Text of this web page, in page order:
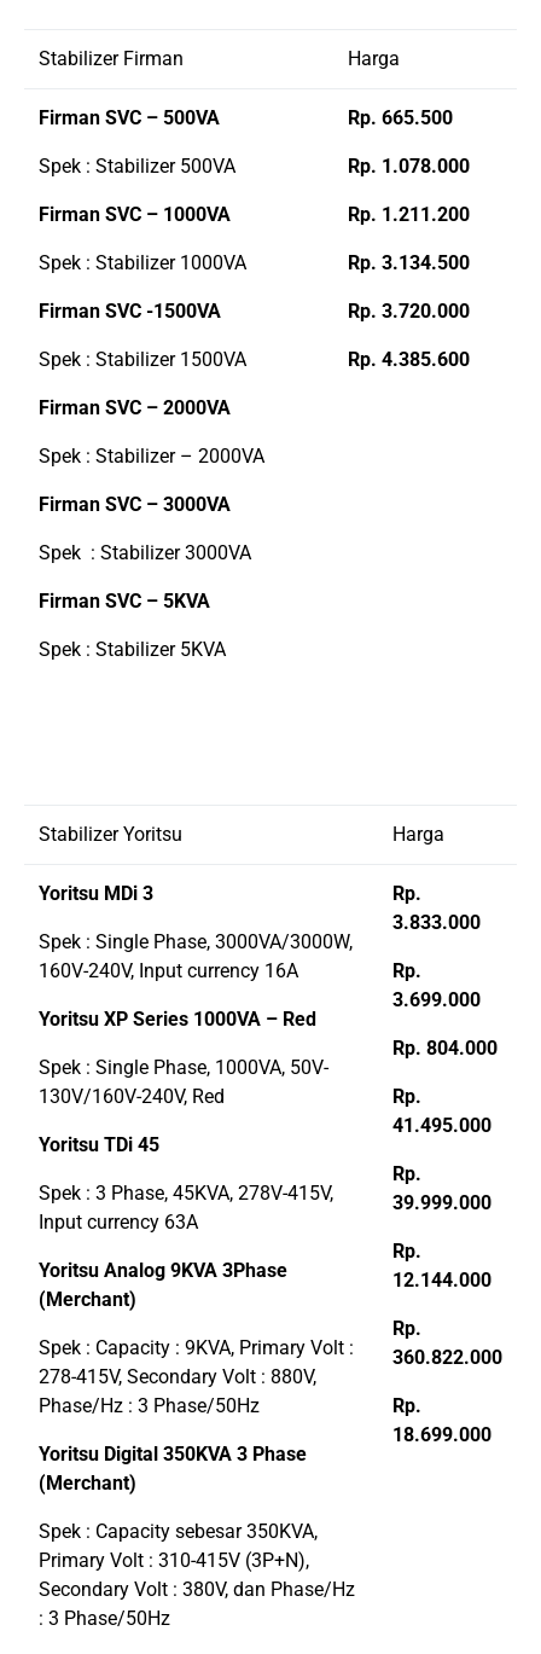
Stabilizer Firman Harga
Firman SVC – 500VA
Spek : Stabilizer 500VA
Firman SVC – 1000VA
Spek : Stabilizer 1000VA
Firman SVC -1500VA
Spek : Stabilizer 1500VA
Firman SVC – 2000VA
Spek : Stabilizer – 2000VA
Firman SVC – 3000VA
Spek : Stabilizer 3000VA
Firman SVC – 5KVA
Spek : Stabilizer 5KVA
Rp. 665.500
Rp. 1.078.000
Rp. 1.211.200
Rp. 3.134.500
Rp. 3.720.000
Rp. 4.385.600
Stabilizer Yoritsu Harga
Yoritsu MDi 3
Spek : Single Phase, 3000VA/3000W,
160V-240V, Input currency 16A
Yoritsu XP Series 1000VA – Red
Spek : Single Phase, 1000VA, 50V-
130V/160V-240V, Red
Yoritsu TDi 45
Spek : 3 Phase, 45KVA, 278V-415V,
Input currency 63A
Yoritsu Analog 9KVA 3Phase
(Merchant)
Spek : Capacity : 9KVA, Primary Volt :
278-415V, Secondary Volt : 880V,
Phase/Hz : 3 Phase/50Hz
Yoritsu Digital 350KVA 3 Phase
(Merchant)
Spek : Capacity sebesar 350KVA,
Primary Volt : 310-415V (3P+N),
Secondary Volt : 380V, dan Phase/Hz
: 3 Phase/50Hz
Rp.
3.833.000
Rp.
3.699.000
Rp. 804.000
Rp.
41.495.000
Rp.
39.999.000
Rp.
12.144.000
Rp.
360.822.000
Rp.
18.699.000